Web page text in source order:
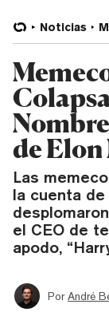
Noticias
de Elon
Las
la cuenta
el CEO de
apodo,
Por André